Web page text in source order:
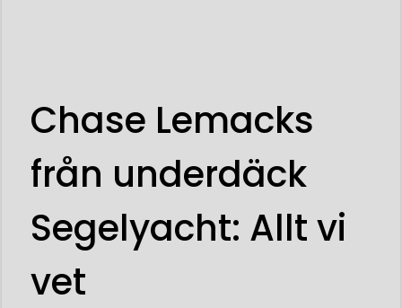
Chase Lemacks
från underdäck
Segelyacht: Allt vi
vet